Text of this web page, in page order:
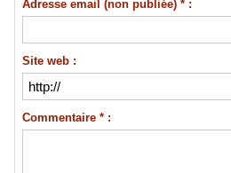
Adresse email (non publiée) * :
Site web :
Commentaire * :